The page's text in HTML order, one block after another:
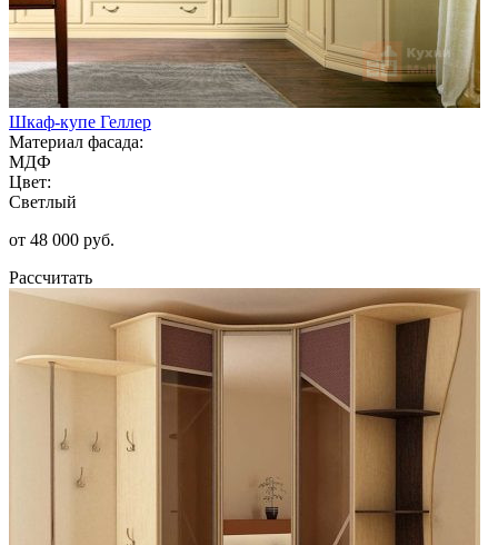
Шкаф-купе Геллер
Материал фасада:
МДФ
Цвет:
Светлый
от 48 000 руб.
Рассчитать